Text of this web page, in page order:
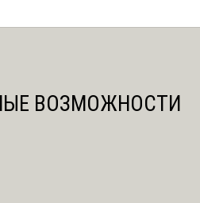
ВОЗМОЖНОСТИ